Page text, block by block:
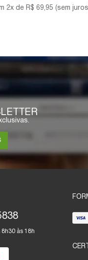
2x de R$ 69,95 (sem
às 18h